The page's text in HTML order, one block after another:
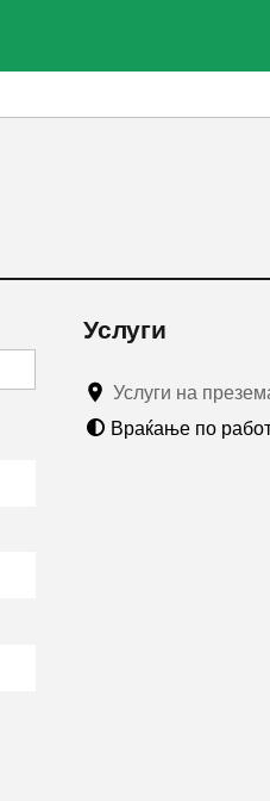
Услуги
Услуги на
Враќање по